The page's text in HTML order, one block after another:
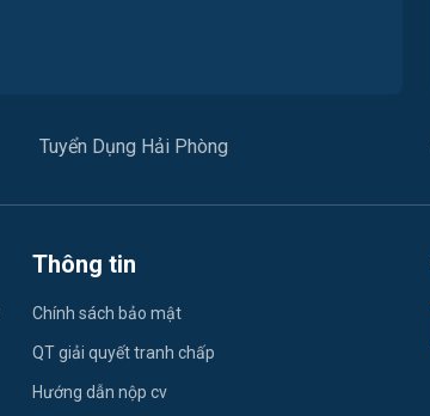
Tuyển Dụng Hải Phòng
Thông tin
Chính sách bảo mật
QT giải quyết tranh chấp
Hướng dẫn nộp cv